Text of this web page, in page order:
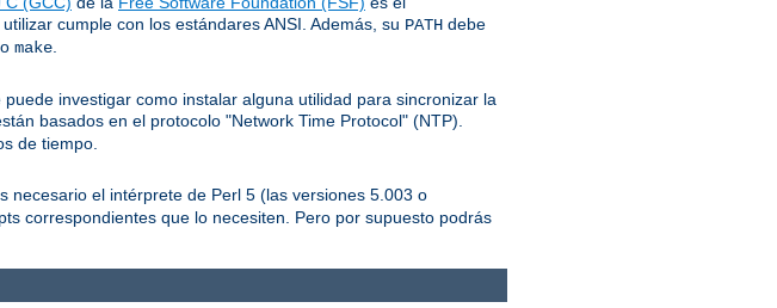
cumple con los estándares ANSI. Además, su PATH debe
make
investigar como instalar alguna utilidad para sincronizar la
basados en el protocolo "Network Time Protocol" (NTP).
de tiempo.
necesario el intérprete de Perl 5 (las versiones 5.003 o
correspondientes que lo necesiten. Pero por supuesto podrás